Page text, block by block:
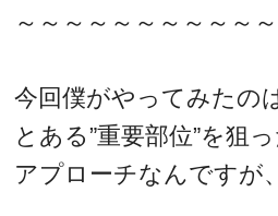
～～～～～～～～～～
今回僕がやってみたの
とある”重要部位”を狙っ
アプローチなんですが、